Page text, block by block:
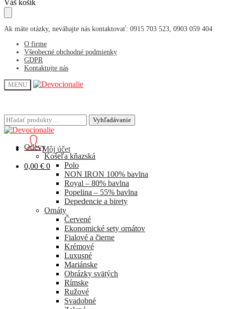
Skip
to
navigation
Skip
to
content
Váš košík
Ak máte otázky, neváhajte nás kontaktovať: 0915 703 523, 0903 059 404
O firme
Všeobecné obchodné podmienky
GDPR
Kontaktujte nás
MENU
Hľadať: Vyhľadávanie
Môj účet
0,00 € 0
Hľadať: Vyhľadávanie
Odevy
Košeľa kňazská
Polo
NON IRON 100% bavlna
Royal – 80% bavlna
Popelina – 55% bavlna
Depedencie a birety
Ornáty
Červené
Ekonomické sety ornátov
Fialové a čierne
Krémové
Luxusné
Mariánske
Obrázky svätých
Rímske
Ružové
Svadobné